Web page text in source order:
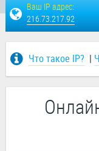
Ваш IP адрес:
216.73.217.92
Что такое IP? |